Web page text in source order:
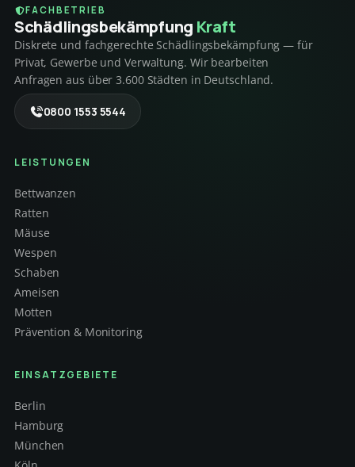
FACHBETRIEB
Schädlings­bekämpfung Kraft
Diskrete und fachgerechte Schädlingsbekämpfung — für
Privat, Gewerbe und Verwaltung. Wir bearbeiten
Anfragen aus über 3.600 Städten in Deutschland.
0800 1553 5544
LEISTUNGEN
Bettwanzen
Ratten
Mäuse
Wespen
Schaben
Ameisen
Motten
Prävention & Monitoring
EINSATZGEBIETE
Berlin
Hamburg
München